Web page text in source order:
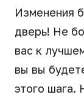
Изменения
дверь! Не
вас к
вы вы
этого шага.